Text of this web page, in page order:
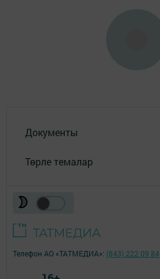
Документы
Төрле темалар
Телефон АО «ТАТМЕДИА»: (843) 222 09 84